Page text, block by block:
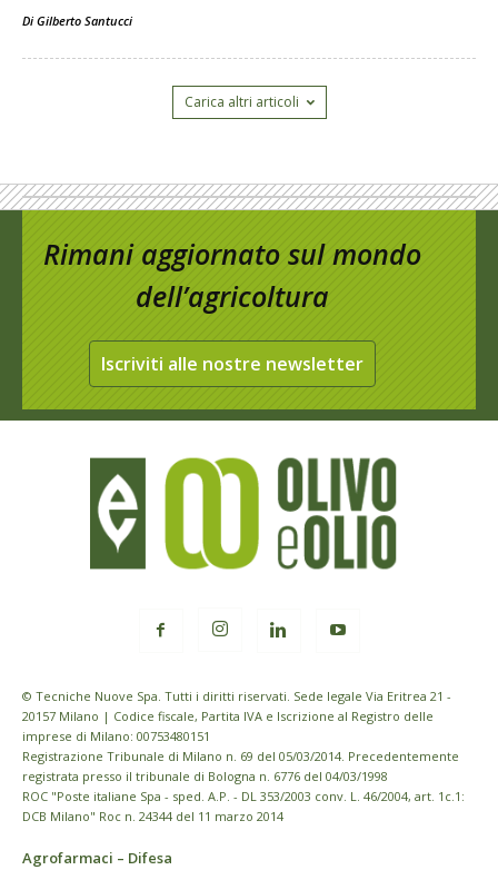
Di Gilberto Santucci
Carica altri articoli
Rimani aggiornato sul mondo
dell’agricoltura
Iscriviti alle nostre newsletter
© Tecniche Nuove Spa. Tutti i diritti riservati. Sede legale Via Eritrea 21 -
20157 Milano | Codice fiscale, Partita IVA e Iscrizione al Registro delle
imprese di Milano: 00753480151
Registrazione Tribunale di Milano n. 69 del 05/03/2014. Precedentemente
registrata presso il tribunale di Bologna n. 6776 del 04/03/1998
ROC "Poste italiane Spa - sped. A.P. - DL 353/2003 conv. L. 46/2004, art. 1c.1:
DCB Milano" Roc n. 24344 del 11 marzo 2014
Agrofarmaci – Difesa